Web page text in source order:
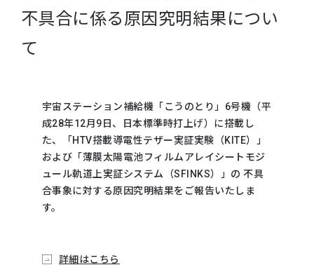
不具合に係る原因究明結果につい
て
宇宙ステーション補給機「こうのとり」6号機（平
成28年12月9日、日本標準時打上げ）に搭載し
た、「HTV搭載導電性テザー実証実験（KITE）」
および「薄膜太陽電池フィルムアレイシートモジ
ュール軌道上実証システム（SFINKS）」の 不具
合事象に対する原因究明結果をご報告いたしま
す。
詳細はこちら